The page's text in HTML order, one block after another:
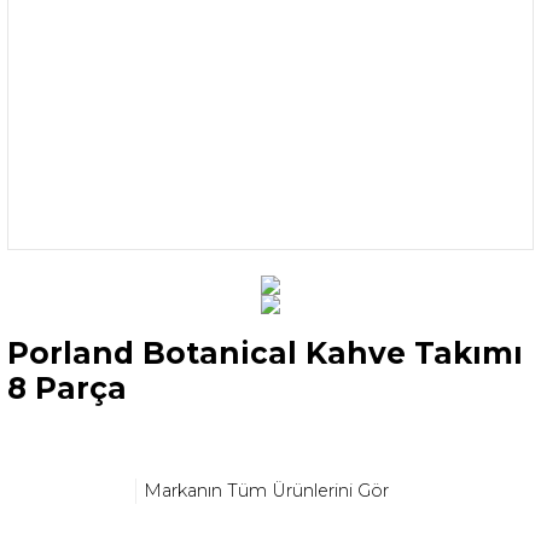
Porland Botanical Kahve Takımı
8 Parça
Markanın Tüm Ürünlerini Gör